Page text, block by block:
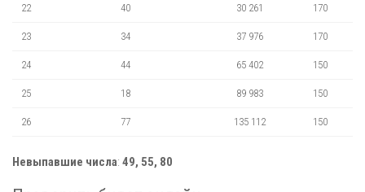
22 40 30 261 170
23 34 37 976 170
24 44 65 402 150
25 18 89 983 150
26 77 135 112 150
Невыпавшие числа: 49, 55, 80